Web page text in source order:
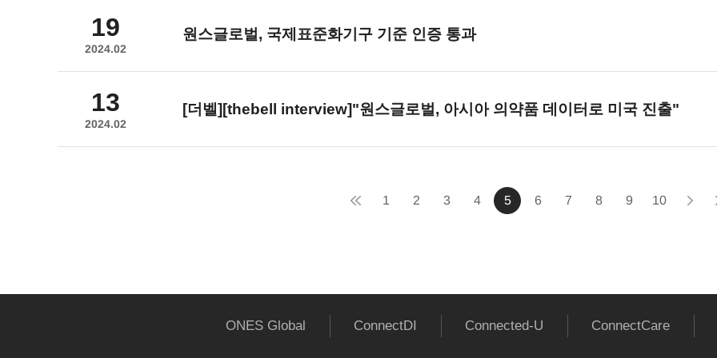
19
2024.02
원스글로벌 , 국제표준화기구 기준 인증 통과
13
2024.02
[더벨][thebell interview]"원스글로벌 , 아시아 의약품 데이터로 미국 진출"
1 2 3 4 5 6 7 8 9 10
ONES Global ConnectDI Connected-U ConnectCare